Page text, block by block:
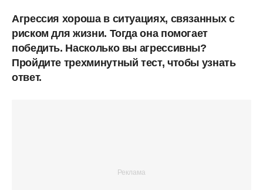
Агрессия хороша в ситуациях, связанных с
риском для жизни. Тогда она помогает
победить. Насколько вы агрессивны?
Пройдите трехминутный тест, чтобы узнать
ответ.